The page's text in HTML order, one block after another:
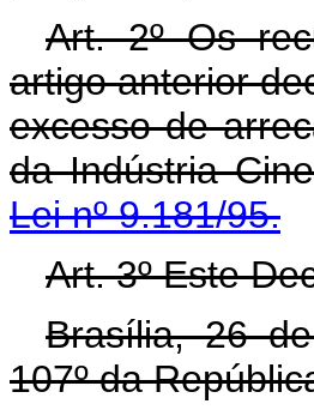
Art. 2º Os
artigo anterior
excesso de
da Indústria
Lei nº 9.181/95.
Art. 3º Este
Brasília, 26
107º da